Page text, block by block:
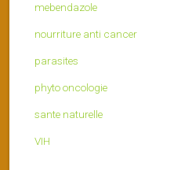
mebendazole
nourriture anti cancer
parasites
phyto oncologie
sante naturelle
VIH